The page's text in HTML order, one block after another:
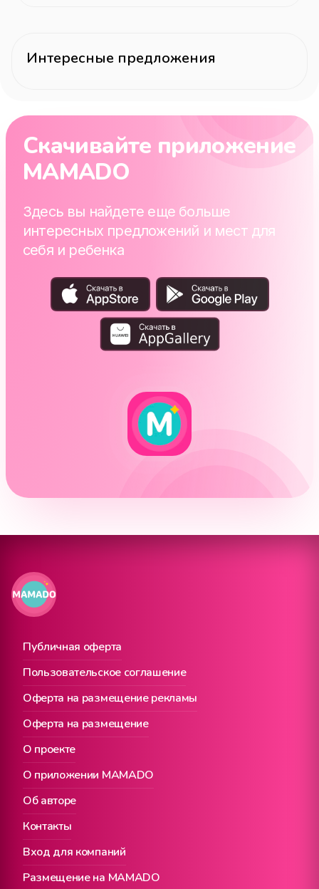
Интересные предложения
Скачивайте приложение
MAMADO
Здесь вы найдете еще больше
интересных предложений и мест для
себя и ребенка
Публичная оферта
О проекте
Вход для компаний
Пользовательское соглашение
О приложении MAMADO
Размещение на MAMADO
Оферта на размещение рекламы
Об авторе
Оферта на размещение
Контакты